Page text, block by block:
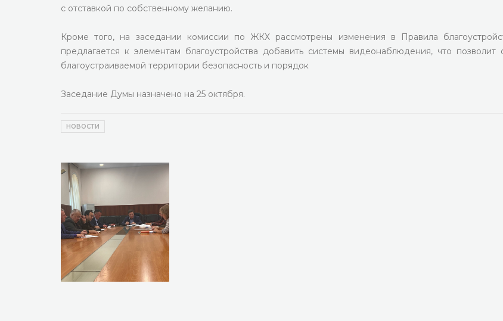
с отставкой по собственному желанию.
Кроме того, на заседании комиссии по ЖКХ рассмотрены изменения в Правила
предлагается к элементам благоустройства добавить системы видеонаблюдения, что позволит
благоустраиваемой территории безопасность и порядок
Заседание Думы назначено на 25 октября.
НОВОСТИ